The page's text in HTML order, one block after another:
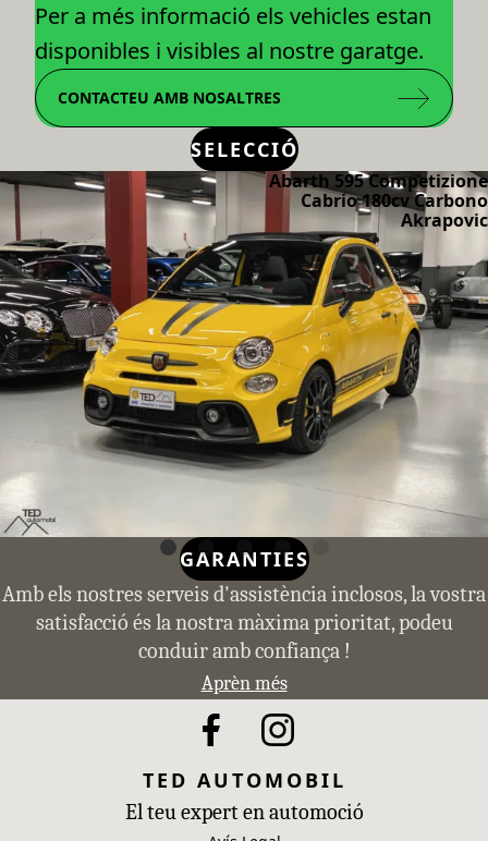
Per a més informació els vehicles estan
disponibles i visibles al nostre garatge.
CONTACTEU AMB NOSALTRES
SELECCIÓ
Abarth 595 Competizione
Cabrio 180cv Carbono
Akrapovic
GARANTIES
Amb els nostres serveis d'assistència inclosos, la vostra
satisfacció és la nostra màxima prioritat, podeu
conduir amb confiança !
Aprèn més
TED AUTOMOBIL
El teu expert en automoció